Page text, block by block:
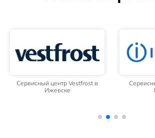
Сервисный центр Vestfrost в
Ижевске